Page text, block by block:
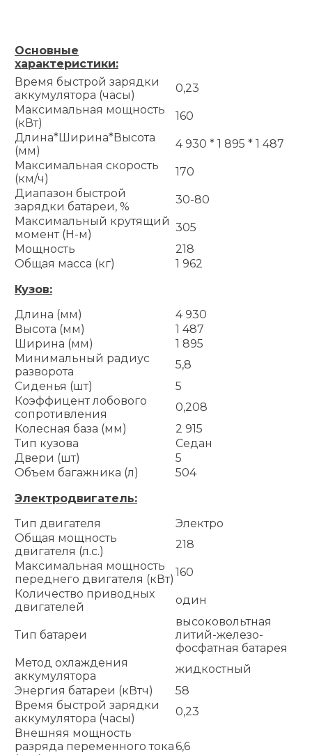
Основные
характеристики:
Время быстрой зарядки
аккумулятора (часы)
0,23
Максимальная мощность
(кВт)
160
Длина*Ширина*Высота
(мм)
4 930 * 1 895 * 1 487
Максимальная скорость
(км/ч)
170
Диапазон быстрой
зарядки батареи, %
30-80
Максимальный крутящий
момент (Н-м)
305
Мощность
218
Общая масса (кг)
1 962
Кузов:
Длина (мм)
4 930
Высота (мм)
1 487
Ширина (мм)
1 895
Минимальный радиус
разворота
5,8
Сиденья (шт)
5
Коэффицент лобового
сопротивления
0,208
Колесная база (мм)
2 915
Тип кузова
Седан
Двери (шт)
5
Объем багажника (л)
504
Электродвигатель:
Тип двигателя
Электро
Общая мощность
двигателя (л.с.)
218
Максимальная мощность
переднего двигателя (кВт)
160
Количество приводных
двигателей
один
Тип батареи
высоковольтная
литий-железо-
фосфатная батарея
Метод охлаждения
аккумулятора
жидкостный
Энергия батареи (кВтч)
58
Время быстрой зарядки
аккумулятора (часы)
0,23
Внешняя мощность
разряда переменного тока6,6